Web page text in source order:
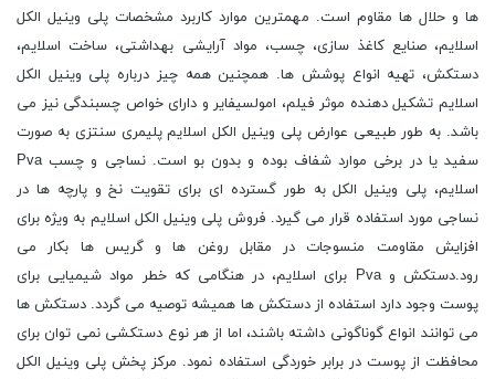
ها و حلال ها مقاوم است. مهمترین موارد کاربرد مشخصات پلی وینیل الکل
اسلایم، صنایع کاغذ سازی، چسب، مواد آرایشی بهداشتی، ساخت اسلایم،
دستکش، تهیه انواع پوشش ها. همچنین همه چیز درباره پلی وینیل الکل
اسلایم تشکیل دهنده موثر فیلم، امولسیفایر و دارای خواص چسبندگی نیز می
باشد. به طور طبیعی عوارض پلی وینیل الکل اسلایم پلیمری سنتزی به صورت
سفید یا در برخی موارد شفاف بوده و بدون بو است. نساجی و چسب Pva
اسلایم، پلی وینیل الکل به طور گسترده ای برای تقویت نخ و پارچه ها در
نساجی مورد استفاده قرار می گیرد. فروش پلی وینیل الکل اسلایم به ویژه برای
افزایش مقاومت منسوجات در مقابل روغن ها و گریس ها بکار می
رود.دستکش و Pva برای اسلایم، در هنگامی که خطر مواد شیمیایی برای
پوست وجود دارد استفاده از دستکش ها همیشه توصیه می گردد. دستکش ها
می توانند انواع گوناگونی داشته باشند، اما از هر نوع دستکشی نمی توان برای
محافظت از پوست در برابر خوردگی استفاده نمود. مرکز پخش پلی وینیل الکل